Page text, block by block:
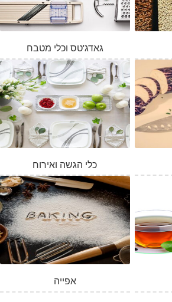
המלאי אזל
גאדג'טס וכלי מטבח
כלי הגשה ואירוח
אפייה